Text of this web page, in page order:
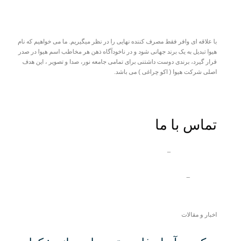
با علاقه ای وافر فقط مصرف کننده نهایی را در نظر میگیریم. ما می خواهیم که نام
هیوا تبدیل به یک برند جهانی شود و در ناخودآگاه ذهن هر مخاطب اسم هیوا در صدر
قرار گیرد، برندی دوست داشتنی برای تمامی جامعه نور، صدا و تصویر ، این هدف
اصلی شرکت هیوا ( اکو چراغی ) می باشد.
تماس با ما
–
–
اخبار و مقالات